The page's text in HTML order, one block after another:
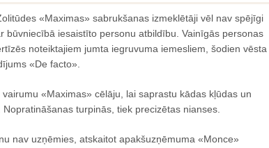
«Maximas» sabrukšanas izmeklētāji vēl nav spējīgi
būvniecībā iesaistīto personu atbildību. Vainīgās personas
noteiktajiem jumta iegruvuma iemesliem, šodien vēsta
«De facto».
«Maximas» cēlāju, lai saprastu kādas kļūdas un
turpinās, tiek precizētas nianses.
nav uzņēmies, atskaitot apakšuzņēmuma «Monce»